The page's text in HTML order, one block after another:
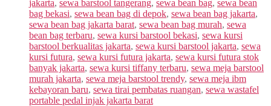
jakarta, sewa barstool tangerang, sewa bean bag, sewa bean
bag bekasi, sewa bean bag di depok, sewa bean bag jakarta,
sewa bean bag jakarta barat, sewa bean bag murah, sewa
bean bag terbaru, sewa kursi barstool bekasi, sewa kursi
barstool berkualitas jakarta, sewa kursi barstool jakarta, sewa
kursi futura, sewa kursi futura jakarta, sewa kursi futura stok
banyak jakarta, sewa kursi tiffany terbaru, sewa meja barstool
murah jakarta, sewa meja barstool trendy, sewa meja ibm
kebayoran baru, sewa tirai pembatas ruangan, sewa wastafel
portable pedal injak jakarta barat